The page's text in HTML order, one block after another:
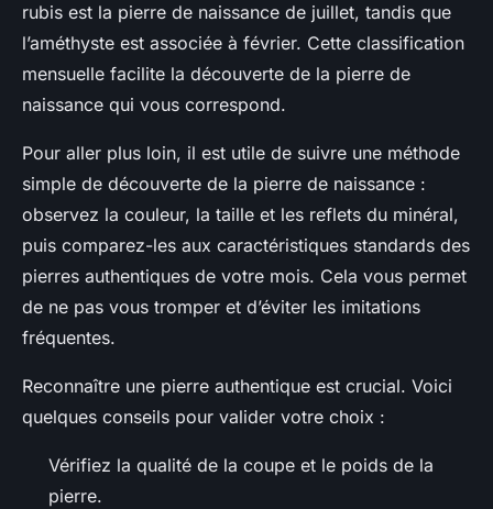
rubis est la pierre de naissance de juillet, tandis que
l’améthyste est associée à février. Cette classification
mensuelle facilite la découverte de la pierre de
naissance qui vous correspond.
Pour aller plus loin, il est utile de suivre une méthode
simple de découverte de la pierre de naissance :
observez la couleur, la taille et les reflets du minéral,
puis comparez-les aux caractéristiques standards des
pierres authentiques de votre mois. Cela vous permet
de ne pas vous tromper et d’éviter les imitations
fréquentes.
Reconnaître une pierre authentique est crucial. Voici
quelques conseils pour valider votre choix :
Vérifiez la qualité de la coupe et le poids de la
pierre.